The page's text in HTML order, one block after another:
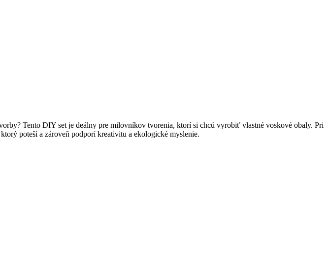
Tento DIY set je deálny pre milovníkov tvorenia, ktorí si chcú vyrobiť vlastné voskové obaly. Pri
poteší a zároveň podporí kreativitu a ekologické myslenie.